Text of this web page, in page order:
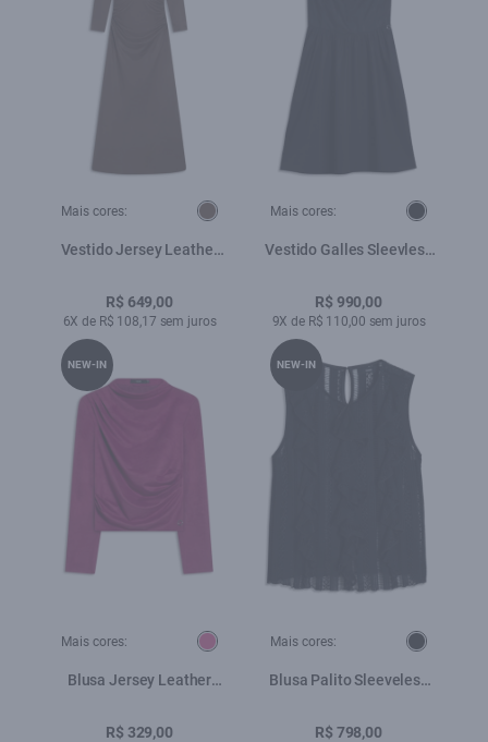
Mais cores:
Vestido Jersey Leather
R$ 649,00
6X de R$ 108,17 sem juros
Mais cores:
Vestido Galles Sleevless
R$ 990,00
9X de R$ 110,00 sem juros
Mais cores:
Blusa Jersey Leather
R$ 329,00
NEW-IN
Mais cores:
Blusa Palito Sleeveless
R$ 798,00
NEW-IN